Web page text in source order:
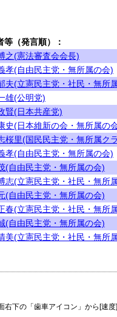
等（発言順）：
之(憲法審査会会長)
孝(自由民主党・無所属の会)
夫(立憲民主党・社民・無所
雄(公明党)
賢(日本共産党)
史(日本維新の会・無所属の
桜里(国民民主党・無所属ク
孝(自由民主党・無所属の会)
(自由民主党・無所属の会)
志(立憲民主党・社民・無所
(自由民主党・無所属の会)
春(立憲民主党・社民・無所
(自由民主党・無所属の会)
美(立憲民主党・社民・無所
右下の「歯車アイコン」から[速